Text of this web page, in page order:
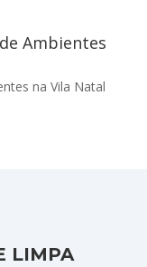
Ambientes
na Vila Natal
LIMPA